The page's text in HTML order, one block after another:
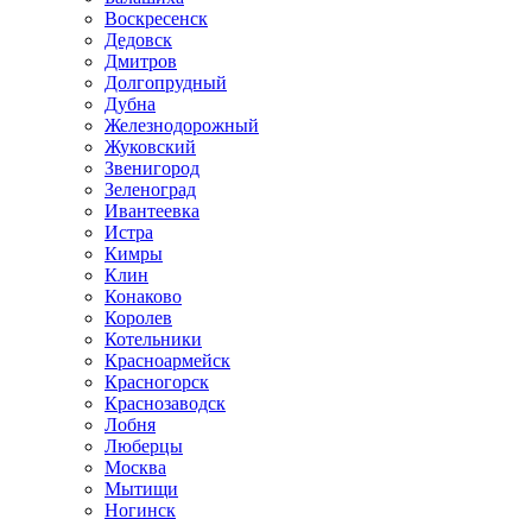
Воскресенск
Дедовск
Дмитров
Долгопрудный
Дубна
Железнодорожный
Жуковский
Звенигород
Зеленоград
Ивантеевка
Истра
Кимры
Клин
Конаково
Королев
Котельники
Красноармейск
Красногорск
Краснозаводск
Лобня
Люберцы
Москва
Мытищи
Ногинск